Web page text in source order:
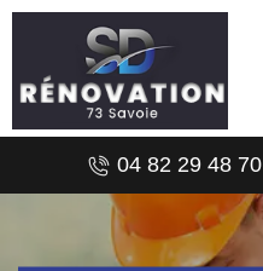
04 82 29 48 70